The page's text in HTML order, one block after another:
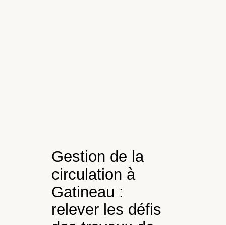
Gestion de la
circulation à
Gatineau :
relever les défis